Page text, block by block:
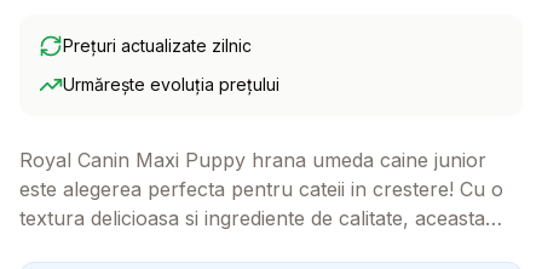
Prețuri actualizate zilnic
Urmărește evoluția prețului
Royal Canin Maxi Puppy hrana umeda caine junior
este alegerea perfecta pentru cateii in crestere! Cu o
textura delicioasa si ingrediente de calitate, aceasta